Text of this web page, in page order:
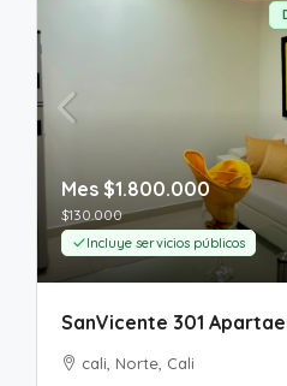
Mes $1.800.000
$130.000
Incluye servicios públicos
SanVicente 301
cali, Norte, Cali